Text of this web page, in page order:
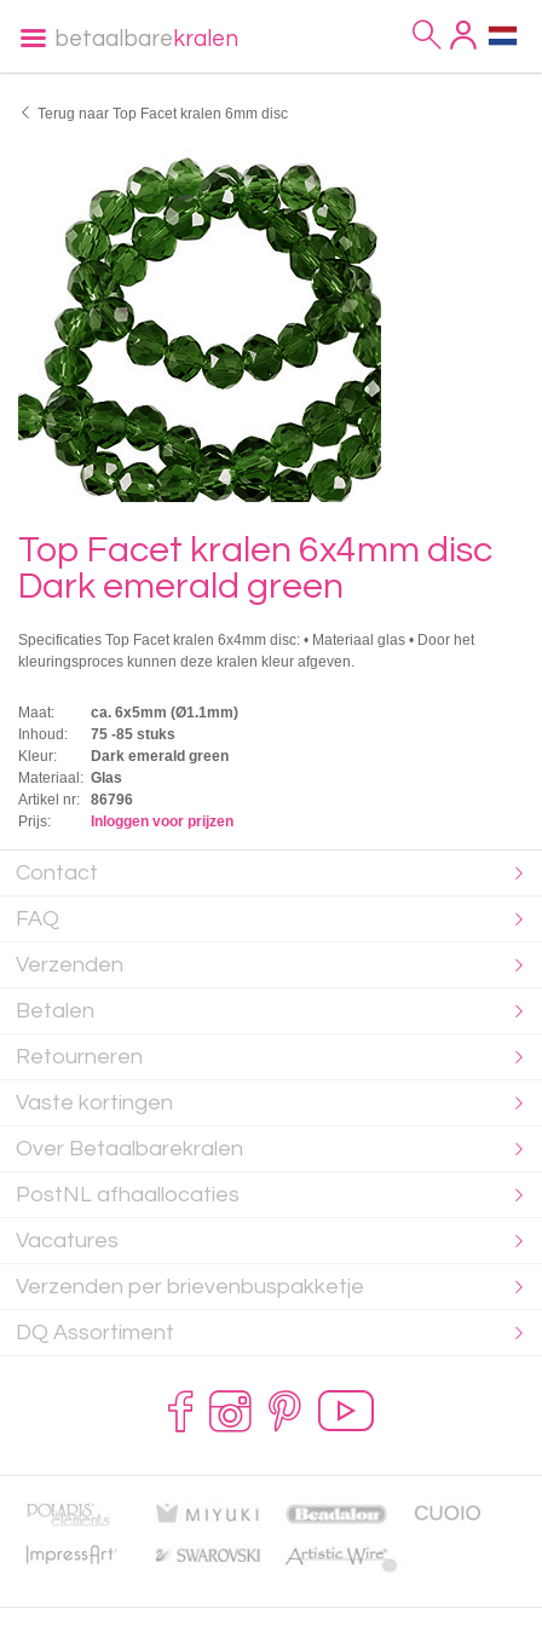
betaalbare kralen
Terug naar Top Facet kralen 6mm disc
Top Facet kralen 6x4mm disc
Dark emerald green
Specificaties Top Facet kralen 6x4mm disc: • Materiaal glas • Door het
kleuringsproces kunnen deze kralen kleur afgeven.
Maat:
ca. 6x5mm (Ø1.1mm)
Inhoud:
75 -85 stuks
Kleur:
Dark emerald green
Materiaal: Glas
Artikel nr:
86796
Prijs:
Inloggen voor prijzen
Contact
FAQ
Verzenden
Betalen
Retourneren
Vaste kortingen
Over Betaalbarekralen
PostNL afhaallocaties
Vacatures
Verzenden per brievenbuspakketje
DQ Assortiment